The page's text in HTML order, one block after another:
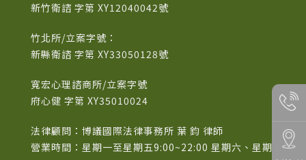
新竹衛諮 字第 XY12040042號
竹北所/立案字號：
新縣衛諮 字第 XY33050128號
寬宏心理諮商所/立案字號
府心健 字第 XY35010024
法律顧問：博議國際法律事務所 葉 鈞 律師
營業時間：星期一至星期五9:00~22:00 星期六、星期日